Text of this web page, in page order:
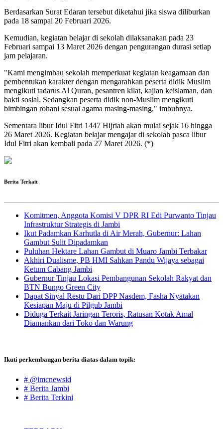
Berdasarkan Surat Edaran tersebut diketahui jika siswa diliburkan
pada 18 sampai 20 Februari 2026.
Kemudian, kegiatan belajar di sekolah dilaksanakan pada 23
Februari sampai 13 Maret 2026 dengan pengurangan durasi setiap
jam pelajaran.
"Kami mengimbau sekolah memperkuat kegiatan keagamaan dan
pembentukan karakter dengan mengarahkan peserta didik Muslim
mengikuti tadarus Al Quran, pesantren kilat, kajian keislaman, dan
bakti sosial. Sedangkan peserta didik non-Muslim mengikuti
bimbingan rohani sesuai agama masing-masing," imbuhnya.
Sementara libur Idul Fitri 1447 Hijriah akan mulai sejak 16 hingga
26 Maret 2026. Kegiatan belajar mengajar di sekolah pasca libur
Idul Fitri akan kembali pada 27 Maret 2026. (*)
Berita Terkait
Komitmen, Anggota Komisi V DPR RI Edi Purwanto Tinjau
Infrastruktur Strategis di Jambi
Ikut Padamkan Karhutla di Air Merah, Gubernur: Lahan
Gambut Sulit Dipadamkan
Puluhan Hektare Lahan Gambut di Muaro Jambi Terbakar
Akhiri Dualisme, PB HMI Sahkan Pandu Wijaya sebagai
Ketum Cabang Jambi
Gubernur Tinjau Lokasi Pembangunan Sekolah Rakyat dan
BTN Bungo Green City
Dapat Sinyal Restu Dari DPP Nasdem, Fasha Nyatakan
Kesiapan Maju di Pilgub Jambi
Diduga Terkait Jaringan Teroris, Ratusan Kotak Amal
Diamankan dari Toko dan Warung
Ikuti perkembangan berita diatas dalam topik:
# @imcnewsid
# Berita Jambi
# Berita Terkini